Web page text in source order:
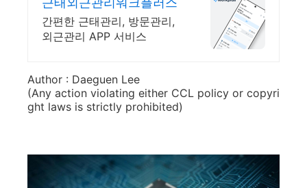
간편한 근태관리, 방문관리,
외근관리 APP 서비스
Author : Daeguen Lee
(Any action violating either CCL policy or copyri
ght laws is strictly prohibited)